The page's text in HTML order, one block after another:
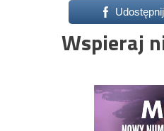
Wspieraj